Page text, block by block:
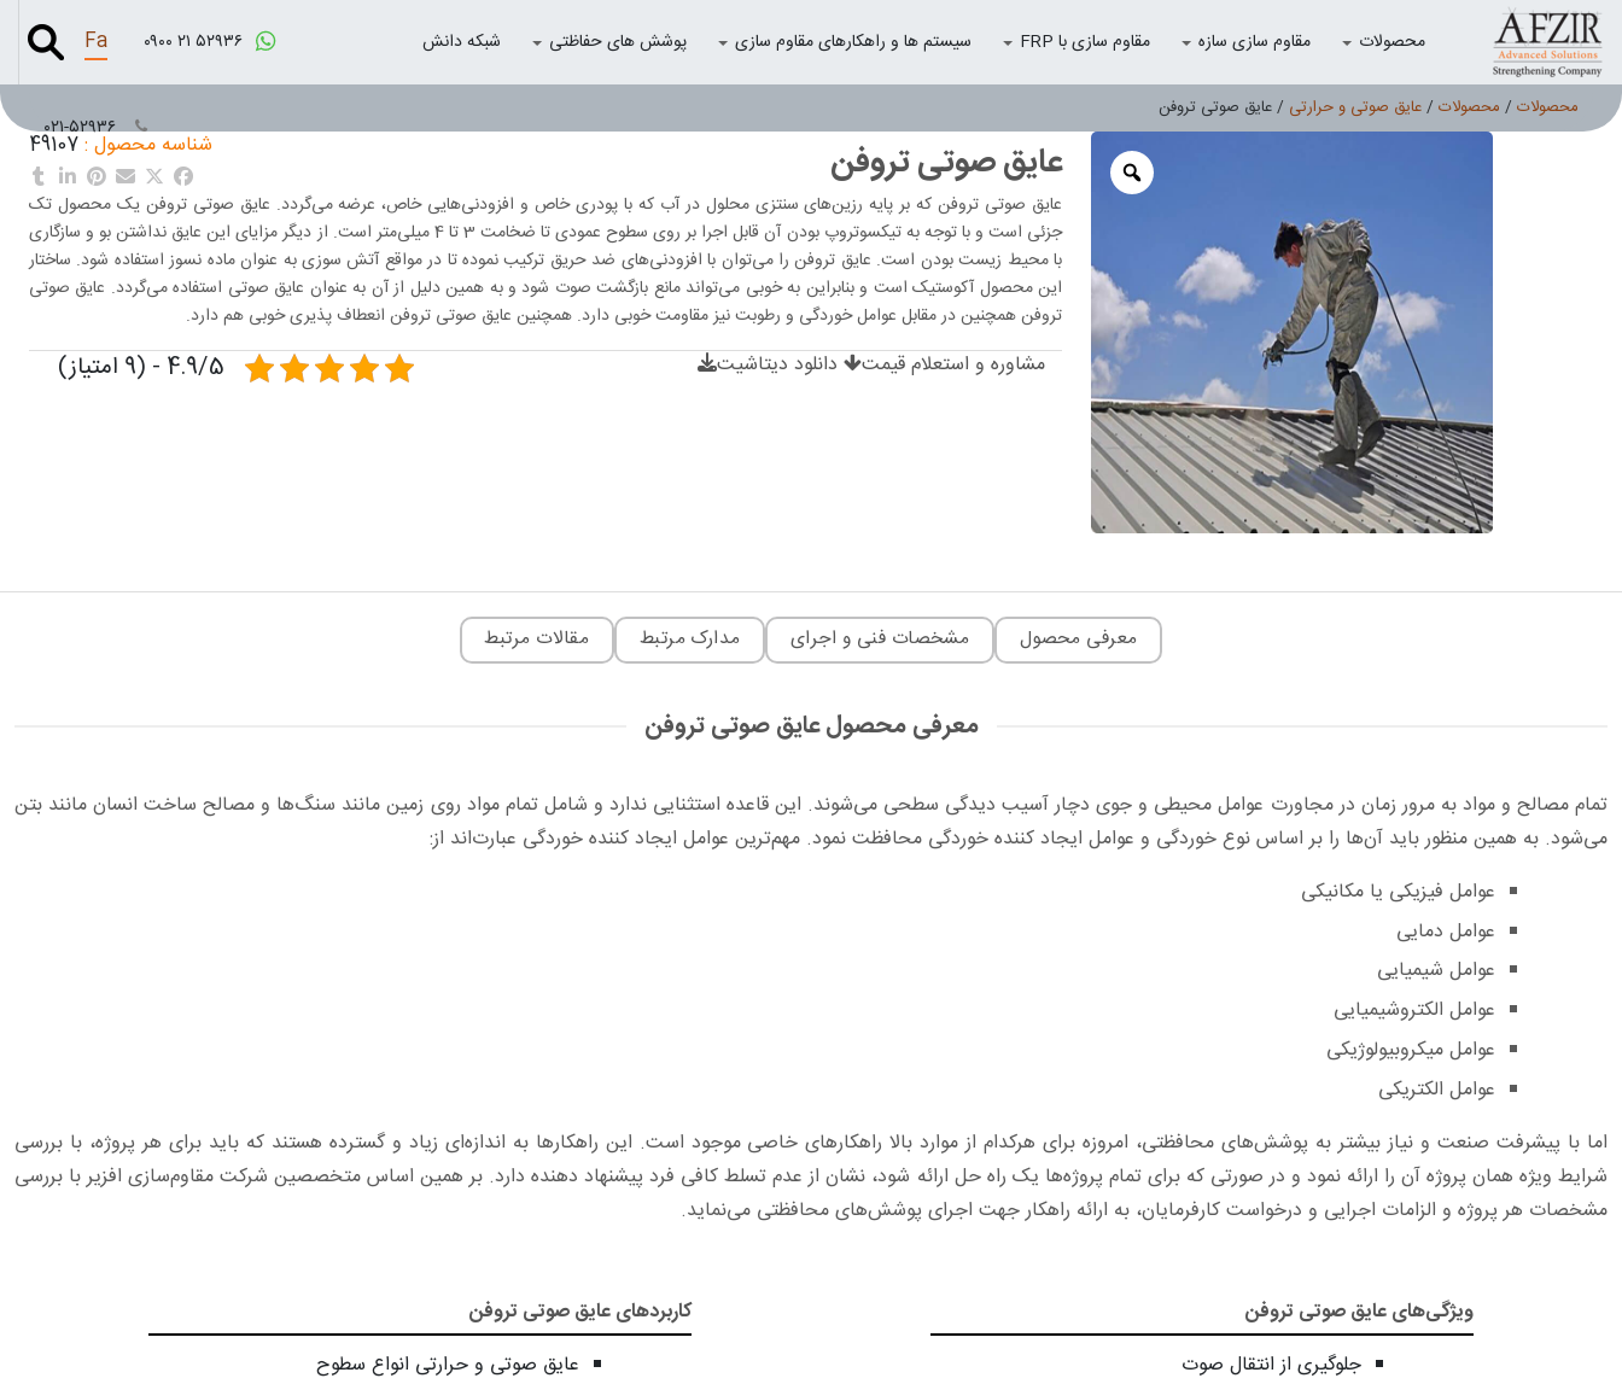
Fa محصولات مقاوم سازی سازه مقاوم سازی با FRP سیستم ها و راهکارهای مقاوم سازی پوشش های حفاظتی شبکه دانش ۰۹۰۰ ۲۱ ۵۲۹۳۶
۰۲۱-۵۲۹۳۶
محصولات / محصولات /عایق صوتی و حرارتی / عایق صوتی تروفن
عایق صوتی تروفن شناسه محصول :49107
عایق صوتی تروفن که بر پایه رزین‌های سنتزی محلول در آب که با پودری خاص و افزودنی‌هایی خاص، عرضه می‌گردد. عایق صوتی تروفن یک محصول تک
جزئی است و با توجه به تیکسوتروپ بودن آن قابل اجرا بر روی سطوح عمودی تا ضخامت 3 تا 4 میلی‌متر است. از دیگر مزایای این عایق نداشتن بو و سازگاری
با محیط زیست بودن است. عایق تروفن را می‌توان با افزودنی‌های ضد حریق ترکیب نموده تا در مواقع آتش سوزی به عنوان ماده نسوز استفاده شود. ساختار
این محصول آکوستیک است و بنابراین به خوبی می‌تواند مانع بازگشت صوت شود و به همین دلیل از آن به عنوان عایق صوتی استفاده می‌گردد. عایق صوتی
تروفن همچنین در مقابل عوامل خوردگی و رطوبت نیز مقاومت خوبی دارد. همچنین عایق صوتی تروفن انعطاف پذیری خوبی هم دارد.
مشاوره و استعلام قیمت دانلود دیتاشیت 4.9/5 - (9 امتیاز)
معرفی محصول مشخصات فنی و اجرای مدارک مرتبط مقالات مرتبط
معرفی محصول عایق صوتی تروفن
تمام مصالح و مواد به مرور زمان در مجاورت عوامل محیطی و جوی دچار آسیب دیدگی سطحی می‌شوند. این قاعده استثنایی ندارد و شامل تمام مواد روی زمین مانند سنگ‌ها و مصالح ساخت انسان مانند بتن
می‌شود. به همین منظور باید آن‌ها را بر اساس نوع خوردگی و عوامل ایجاد کننده خوردگی محافظت نمود. مهم‌ترین عوامل ایجاد کننده خوردگی عبارت‌اند از:
عوامل فیزیکی یا مکانیکی
عوامل دمایی
عوامل شیمیایی
عوامل الکتروشیمیایی
عوامل میکروبیولوژیکی
عوامل الکتریکی
اما با پیشرفت صنعت و نیاز بیشتر به پوشش‌های محافظتی، امروزه برای هرکدام از موارد بالا راهکارهای خاصی موجود است. این راهکارها به اندازه‌ای زیاد و گسترده هستند که باید برای هر پروژه، با بررسی
شرایط ویژه همان پروژه آن را ارائه نمود و در صورتی که برای تمام پروژه‌ها یک راه حل ارائه شود، نشان از عدم تسلط کافی فرد پیشنهاد دهنده دارد. بر همین اساس متخصصین شرکت مقاوم‌سازی افزیر با بررسی
مشخصات هر پروژه و الزامات اجرایی و درخواست کارفرمایان، به ارائه راهکار جهت اجرای پوشش‌های محافظتی می‌نماید.
ویژگی‌های عایق صوتی تروفن
جلوگیری از انتقال صوت
کاربردهای عایق صوتی تروفن
عایق صوتی و حرارتی انواع سطوح